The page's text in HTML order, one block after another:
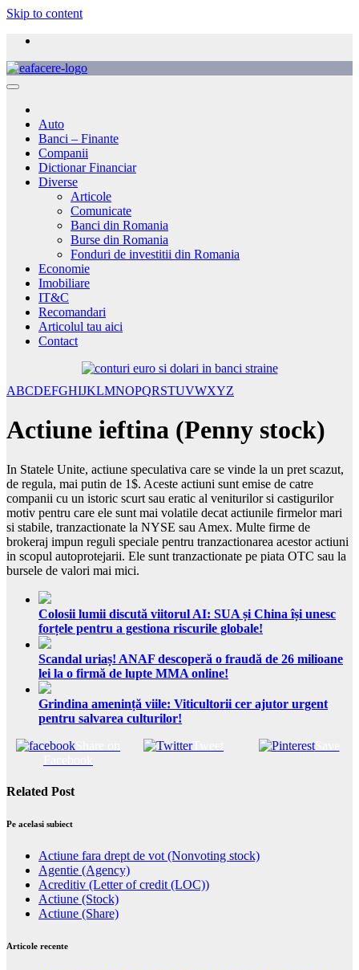
Skip to content
Auto
Banci – Finante
Companii
Dictionar Financiar
Diverse
Articole
Comunicate
Banci din Romania
Burse din Romania
Fonduri de investitii din Romania
Economie
Imobiliare
IT&C
Recomandari
Articolul tau aici
Contact
ABCDEFGHIJKLMNOPQRSTUVWXYZ
Actiune ieftina (Penny stock)
In Statele Unite, actiune speculativa care se vinde la un pret scazut,
de regula, mai putin de 1$. Aceste actiuni sunt emise de catre
companii cu un istoric scurt sau eratic al veniturilor si castigurilor
motiv pentru care ele sunt mai volatile decat actiunile firmelor mari
si stabile, tranzactionate la NYSE sau Amex. Multe firme de
brokeraj impun reguli speciale pentru tranzactionarea acestor actiuni
in scopul autoprotejarii. Ele sunt tranzactionate pe piata OTC sau la
bursele de valori mai mici.
Colosii lumii discută viitorul AI: SUA și China își unesc
forțele pentru a gestiona riscurile globale!
Scandal uriaș! ANAF descoperă o fraudă de 26 milioane
lei la o firmă de lupte MMA online!
Grindina amenință viile: Viticultorii cer ajutor urgent
pentru salvarea culturilor!
Tweet Save
Related Post
Pe acelasi subiect
Actiune fara drept de vot (Nonvoting stock)
Agentie (Agency)
Acreditiv (Letter of credit (LOC))
Actiune (Stock)
Actiune (Share)
Articole recente